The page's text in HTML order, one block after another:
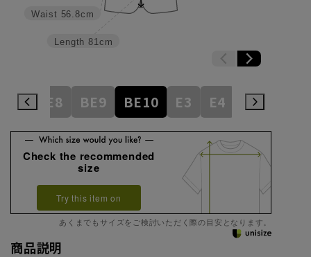
Length 81cm
Waist 56.8cm
BE8 BE9 BE10 E3 E4 E5
Check the recommended
size
Try this item on
あくまでもサイズをご検討いただく際の目安となります。
商品説明